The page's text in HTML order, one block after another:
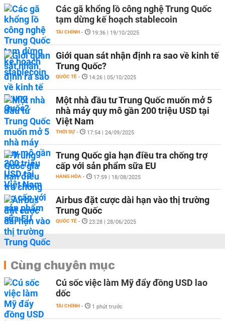
Các gã khổng lồ công nghệ Trung Quốc
tạm dừng kế hoạch stablecoin
TÀI CHÍNH - 19:36 | 19/10/2025
Giới quan sát nhận định ra sao về kinh tế
Trung Quốc?
QUỐC TẾ - 14:26 | 05/10/2025
Một nhà đầu tư Trung Quốc muốn mở 5
nhà máy quy mô gần 200 triệu USD tại
Việt Nam
THỜI SỰ - 17:54 | 24/09/2025
Trung Quốc gia hạn điều tra chống trợ
cấp với sản phẩm sữa EU
HÀNG HÓA - 17:59 | 18/08/2025
Airbus đặt cược dài hạn vào thị trường
Trung Quốc
QUỐC TẾ - 23:28 | 28/06/2025
Cùng chuyên mục
Cú sốc việc làm Mỹ đẩy đồng USD lao
dốc
TÀI CHÍNH - 1 phút trước